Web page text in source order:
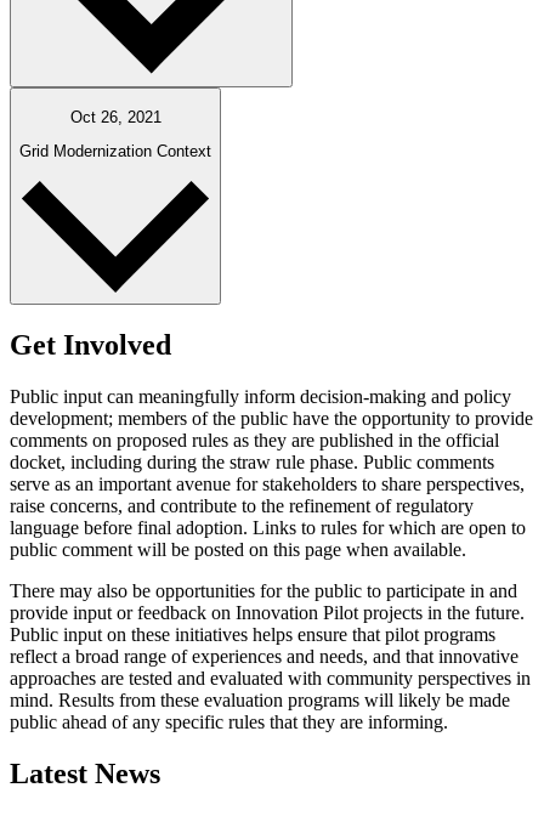
Oct 26, 2021
Grid Modernization Context​​​​‌ ‍ ​‍​‍‌‍ ‌ ​‍‌‍‍‌‌‍‌ ‌‍‍‌‌‍ ‍​‍​‍​ ‍‍​‍​‍‌ ​ ‌‍​‌‌‍ ‍‌‍‍‌‌ ‌​‌ ‍‌​‍ ‍‌‍‍‌‌‍ ​‍​‍​‍ ​​‍​‍‌‍‍​‌ ​‍‌‍‌‌‌‍‌‍​‍​‍​ ‍‍​‍​‍‌‍‍​‌ ‌​‌ ‌​‌ ​​​ ‍‍​‍ ​‍ ‌‍ ​‌‍ ‌‍​ ‌‍​‌‌‍ ​‌‍‍​‌‍ ‌ ​ ‌ ‌​​ ‍‍​ ​ ​ ​ ​ ​ ​ ​ ​‍ ‌‍‍‌‌‍ ‍‌ ‌​‌‍‌‌‌‍ ‍‌ ‌​​‍ ‌‍‌‌‌‍‌​‌‍‍‌‌ ‌​​‍ ‌‍ ‌‌‍ ‌‍‌​‌‍‌‌​ ‌‌ ​​‌ ​‍‌‍‌‌‌ ​ ‌‍‌‌‌‍ ‍‌ ‌​‌‍​‌‌ ‌​‌‍‍‌‌‍ ‌‍ ‍​ ‍ ‌‍‍‌‌‍‌​​ ‌​ ‌​‌‍‌‍​ ‌‍​ ‍‌​ ‌‌​ ​‌​ ‍​‌‍‌‍​‍ ‌​ ​ ​ ‌‍​ ​​​ ​ ​‍ ‌​ ‌​​ ‍​‌‍‌​​ ‌‍​‍ ‌​ ‍​‌‍​‍‌‍‌‍​ ‍​​‍ ‌​ ‍​​ ​​​ ​ ​ ‌‌​ ‌ ‌‍‌​​ ​​‌‍​‌​ ‌​​ ‍‌‌‍‌‍​ ‌‌​ ‍ ‌ ‌​‌ ‍‌‌ ​​‌‍‌‌​ ‌‌ ​​‌ ​‍‌‍ ‌‍‌ ‌ ​‍‌‍​‌‌‍ ‌​ ‍ ‌ ​​‌‍​‌‌ ‌​‌‍‍​​ ‌‌‍​ ‌‍ ‌‍ ‍‌ ‌​‌‍‌‌‌‍ ‍‌ ‌​‌‌​ ‌‍‌‌‌‍​ ‌ ‌​‌‍‍‌‌‍ ‌‍ ‍‌ ​ ​‍‌‌​ ‌‌‌​​‍‌‌ ‌‍‍ ‌‍‌‌‌ ‍‌​‍‌‌​ ​ ‌​‌​​‍‌‌​ ​ ‌​‌​​‍‌‌​ ​‍​ ​‍​ ​ ‌‍​‍‌‍‌‌​ ‍‌​ ​‍​ ‌‌​ ‌‌​ ​ ​ ​‌​ ‌ ​ ‍​‌‍​‍​‍‌‌​ ​‍​ ​‍​‍‌‌​ ‌‌‌​‌​​‍ ‍‌‍​ ‌‍ ‌‍ ‍‌ ‌​‌‍‌‌‌‍ ‍‌ ‌​​‍‌‌​ ‌‌‌​​‍‌‌ ‌‍‍ ‌‍‌‌‌ ‍‌​‍‌‌​ ​ ‌​‌​​‍‌‌​ ​ ‌​‌​​‍‌‌​ ​‍​ ​‍‌‍​ ‌‍‌‍‌‍​ ‌‍‌​‌‍‌‍‌‍‌‌​ ‍‌‌‍‌‍​ ‌‍​ ‌ ‌‍‌‍​ ‍​​‍‌‌​ ​‍​ ​‍​‍‌‌​ ‌‌‌​‌​​‍ ‍‌‍‍‌‌ ‌​‌‍‌‌‌‍ ‌‌ ​ ​‍‌‌​ ‌‌‌​​‍‌‌ ‌‍‍ ‌‍‌‌‌ ‍‌​‍‌‌​ ​ ‌​‌​​‍‌‌​ ​ ‌​‌​​‍‌‌​ ​‍​ ​‍‌‍​‌‌‍​‍​ ​​‌‍‌‌​ ‍​​ ‌‌​ ‌‍​ ‌ ​ ​‍​ ​​‌‍‌​​ ​‌​‍‌‌​ ​‍​ ​‍​‍‌‌​ ‌‌‌​‌​​‍ ‍‌‍‍​‌‍‌‌‌‍​‌‌‍‌​‌‍‍‌‌‍ ‍‌‍‌ ​ ‌‍​‍‌‍​‌‌ ​ ‌‍‌‌‌‌‌‌‌ ​‍‌‍ ​​ ‌‌‍‍​‌ ‌​‌ ‌​‌ ​​​‍‌‌​ ​ ‌​​‌​‍‌‌​ ​‍‌​‌‍​‍‌‌​ ​‍‌​‌‍‌‍ ​‌‍ ‌‍​ ‌‍​‌‌‍ ​‌‍‍​‌‍ ‌ ​ ‌ ‌​​‍‌‌​ ​ ‌​​‌​ ​ ​ ​ ​ ​ ​ ​ ​‍‌‍‌‍‍‌‌‍‌​​ ‌​ ‌​‌‍‌‍​ ‌‍​ ‍‌​ ‌‌​ ​‌​ ‍​‌‍‌‍​‍ ‌​ ​ ​ ‌‍​ ​​​ ​ ​‍ ‌​ ‌​​ ‍​‌‍‌​​ ‌‍​‍ ‌​ ‍​‌‍​‍‌‍‌‍​ ‍​​‍ ‌​ ‍​​ ​​​ ​ ​ ‌‌​ ‌ ‌‍‌​​ ​​‌‍​‌​ ‌​​ ‍‌‌‍‌‍​ ‌‌​‍‌‍‌ ‌​‌ ‍‌‌ ​​‌‍‌‌​ ‌‌ ​​‌ ​‍‌‍ ‌‍‌ ‌ ​‍‌‍​‌‌‍ ‌​‍‌‍‌ ​​‌‍​‌‌ ‌​‌‍‍​​ ‌‌‍​ ‌‍ ‌‍ ‍‌ ‌​‌‍‌‌‌‍ ‍‌ ‌​‌‌​ ‌‍‌‌‌‍​ ‌ ‌​‌‍‍‌‌‍ ‌‍ ‍‌ ​ ​‍‌‌​ ‌‌‌​​‍‌‌ ‌‍‍ ‌‍‌‌‌ ‍‌​‍‌‌​ ​ ‌​‌​​‍‌‌​ ​ ‌​‌​​‍‌‌​ ​‍​ ​‍​ ​ ‌‍​‍‌‍‌‌​ ‍‌​ ​‍​ ‌‌​ ‌‌​ ​ ​ ​‌​ ‌ ​ ‍​‌‍​‍​‍‌‌​ ​‍​ ​‍​‍‌‌​ ‌‌‌​‌​​‍ ‍‌‍​ ‌‍ ‌‍ ‍‌ ‌​‌‍‌‌‌‍ ‍‌ ‌​​‍‌‌​ ‌‌‌​​‍‌‌ ‌‍‍ ‌‍‌‌‌ ‍‌​‍‌‌​ ​ ‌​‌​​‍‌‌​ ​ ‌​‌​​‍‌‌​ ​‍​ ​‍‌‍​ ‌‍‌‍‌‍​ ‌‍‌​‌‍‌‍‌‍‌‌​ ‍‌‌‍‌‍​ ‌‍​ ‌ ‌‍‌‍​ ‍​​‍‌‌​ ​‍​ ​‍​‍‌‌​ ‌‌‌​‌​​‍ ‍‌‍‍‌‌ ‌​‌‍‌‌‌‍ ‌‌ ​ ​‍‌‌​ ‌‌‌​​‍‌‌ ‌‍‍ ‌‍‌‌‌ ‍‌​‍‌‌​ ​ ‌​‌​​‍‌‌​ ​ ‌​‌​​‍‌‌​ ​‍​ ​‍‌‍​‌‌‍​‍​ ​​‌‍‌‌​ ‍​​ ‌‌​ ‌‍​ ‌ ​ ​‍​ ​​‌‍‌​​ ​‌​‍‌‌​ ​‍​ ​‍​‍‌‌​ ‌‌‌​‌​​‍ ‍‌‍‍​‌‍‌‌‌‍​‌‌‍‌​‌‍‍‌‌‍ ‍‌‍‌ ​‍‌‍‌ ​​‌‍‌‌‌ ​‍‌ ​ ‌ ​​‌‍‌‌‌‍​ ‌ ‌​‌‍‍‌‌ ‌‍‌‍‌‌​ ‌‌ ​​‌ ‌‌‌‍​‍‌‍ ​‌‍‍‌‌ ​ ‌‍‍​‌‍‌‌‌‍‌​​‍​‍‌ ‌
Get Involved​​​​‌ ‍ ​‍​‍‌‍ ‌ ​‍‌‍‍‌‌‍‌ ‌‍‍‌‌‍ ‍​‍​‍​ ‍‍​‍​‍‌ ​ ‌‍​‌‌‍ ‍‌‍‍‌‌ ‌​‌ ‍‌​‍ ‍‌‍‍‌‌‍ ​‍​‍​‍ ​​‍​‍‌‍‍​‌ ​‍‌‍‌‌‌‍‌‍​‍​‍​ ‍‍​‍​‍‌‍‍​‌ ‌​‌ ‌​‌ ​​​ ‍‍​‍ ​‍ ‌‍ ​‌‍ ‌‍​ ‌‍​‌‌‍ ​‌‍‍​‌‍ ‌ ​ ‌ ‌​​ ‍‍​ ​ ​ ​ ​ ​ ​ ​ ​‍ ‌‍‍‌‌‍ ‍‌ ‌​‌‍‌‌‌‍ ‍‌ ‌​​‍ ‌‍‌‌‌‍‌​‌‍‍‌‌ ‌​​‍ ‌‍ ‌‌‍ ‌‍‌​‌‍‌‌​ ‌‌ ​​‌ ​‍‌‍‌‌‌ ​ ‌‍‌‌‌‍ ‍‌ ‌​‌‍​‌‌ ‌​‌‍‍‌‌‍ ‌‍ ‍​ ‍ ‌‍‍‌‌‍‌​​ ‌​ ‌​‌‍‌‍​ ‌‍​ ‍‌​ ‌‌​ ​‌​ ‍​‌‍‌‍​‍ ‌​ ​ ​ ‌‍​ ​​​ ​ ​‍ ‌​ ‌​​ ‍​‌‍‌​​ ‌‍​‍ ‌​ ‍​‌‍​‍‌‍‌‍​ ‍​​‍ ‌​ ‍​​ ​​​ ​ ​ ‌‌​ ‌ ‌‍‌​​ ​​‌‍​‌​ ‌​​ ‍‌‌‍‌‍​ ‌‌​ ‍ ‌ ‌​‌ ‍‌‌ ​​‌‍‌‌​ ‌‌ ​​‌ ​‍‌‍ ‌‍‌ ‌ ​‍‌‍​‌‌‍ ‌​ ‍ ‌ ​​‌‍​‌‌ ‌​‌‍‍​​ ‌‌‍​ ‌‍ ‌‍ ‍‌ ‌​‌‍‌‌‌‍ ‍‌ ‌​‌‌​ ‌‍‌‌‌‍​ ‌ ‌​‌‍‍‌‌‍ ‌‍ ‍‌ ​ ​‍‌‌​ ‌‌‌​​‍‌‌ ‌‍‍ ‌‍‌‌‌ ‍‌​‍‌‌​ ​ ‌​‌​​‍‌‌​ ​ ‌​‌​​‍‌‌​ ​‍​ ​‍​ ‍‌​ ‌ ‌‍​‌‌‍‌​​ ​ ​ ‌‍‌‍‌‍​ ​​​ ​​​ ​​​ ​‍​ ‍‌​‍‌‌​ ​‍​ ​‍​‍‌‌​ ‌‌‌​‌​​‍ ‍‌‍‍​‌‍‌‌‌‍​‌‌‍‌​‌‍‍‌‌‍ ‍‌‍‌ ​ ‌‍​‍‌‍​‌‌ ​ ‌‍‌‌‌‌‌‌‌ ​‍‌‍ ​​ ‌‌‍‍​‌ ‌​‌ ‌​‌ ​​​‍‌‌​ ​ ‌​​‌​‍‌‌​ ​‍‌​‌‍​‍‌‌​ ​‍‌​‌‍‌‍ ​‌‍ ‌‍​ ‌‍​‌‌‍ ​‌‍‍​‌‍ ‌ ​ ‌ ‌​​‍‌‌​ ​ ‌​​‌​ ​ ​ ​ ​ ​ ​ ​ ​‍‌‍‌‍‍‌‌‍‌​​ ‌​ ‌​‌‍‌‍​ ‌‍​ ‍‌​ ‌‌​ ​‌​ ‍​‌‍‌‍​‍ ‌​ ​ ​ ‌‍​ ​​​ ​ ​‍ ‌​ ‌​​ ‍​‌‍‌​​ ‌‍​‍ ‌​ ‍​‌‍​‍‌‍‌‍​ ‍​​‍ ‌​ ‍​​ ​​​ ​ ​ ‌‌​ ‌ ‌‍‌​​ ​​‌‍​‌​ ‌​​ ‍‌‌‍‌‍​ ‌‌​‍‌‍‌ ‌​‌ ‍‌‌ ​​‌‍‌‌​ ‌‌ ​​‌ ​‍‌‍ ‌‍‌ ‌ ​‍‌‍​‌‌‍ ‌​‍‌‍‌ ​​‌‍​‌‌ ‌​‌‍‍​​ ‌‌‍​ ‌‍ ‌‍ ‍‌ ‌​‌‍‌‌‌‍ ‍‌ ‌​‌‌​ ‌‍‌‌‌‍​ ‌ ‌​‌‍‍‌‌‍ ‌‍ ‍‌ ​ ​‍‌‌​ ‌‌‌​​‍‌‌ ‌‍‍ ‌‍‌‌‌ ‍‌​‍‌‌​ ​ ‌​‌​​‍‌‌​ ​ ‌​‌​​‍‌‌​ ​‍​ ​‍​ ‍‌​ ‌ ‌‍​‌‌‍‌​​ ​ ​ ‌‍‌‍‌‍​ ​​​ ​​​ ​​​ ​‍​ ‍‌​‍‌‌​ ​‍​ ​‍​‍‌‌​ ‌‌‌​‌​​‍ ‍‌‍‍​‌‍‌‌‌‍​‌‌‍‌​‌‍‍‌‌‍ ‍‌‍‌ ​‍‌‍‌ ​​‌‍‌‌‌ ​‍‌ ​ ‌ ​​‌‍‌‌‌‍​ ‌ ‌​‌‍‍‌‌ ‌‍‌‍‌‌​ ‌‌ ​​‌ ‌‌‌‍​‍‌‍ ​‌‍‍‌‌ ​ ‌‍‍​‌‍‌‌‌‍‌​​‍​‍‌ ‌
Public input can meaningfully inform decision-making and policy
development; members of the public have the opportunity to provide
comments on proposed rules as they are published in the official
docket, including during the straw rule phase. Public comments
serve as an important avenue for stakeholders to share perspectives,
raise concerns, and contribute to the refinement of regulatory
language before final adoption. Links to rules for which are open to
public comment will be posted on this page when available.​​​​‌ ‍ ​‍​‍‌‍ ‌ ​‍‌‍‍‌‌‍‌ ‌‍‍‌‌‍ ‍​‍​‍​ ‍‍​‍​‍‌ ​ ‌‍​‌‌‍ ‍‌‍‍‌‌ ‌​‌ ‍‌​‍ ‍‌‍‍‌‌‍ ​‍​‍​‍ ​​‍​‍‌‍‍​‌ ​‍‌‍‌‌‌‍‌‍​‍​‍​ ‍‍​‍​‍‌‍‍​‌ ‌​‌ ‌​‌ ​​​ ‍‍​‍ ​‍ ‌‍ ​‌‍ ‌‍​ ‌‍​‌‌‍ ​‌‍‍​‌‍ ‌ ​ ‌ ‌​​ ‍‍​ ​ ​ ​ ​ ​ ​ ​ ​‍ ‌‍‍‌‌‍ ‍‌ ‌​‌‍‌‌‌‍ ‍‌ ‌​​‍ ‌‍‌‌‌‍‌​‌‍‍‌‌ ‌​​‍ ‌‍ ‌‌‍ ‌‍‌​‌‍‌‌​ ‌‌ ​​‌ ​‍‌‍‌‌‌ ​ ‌‍‌‌‌‍ ‍‌ ‌​‌‍​‌‌ ‌​‌‍‍‌‌‍ ‌‍ ‍​ ‍ ‌‍‍‌‌‍‌​​ ‌​ ‌​‌‍‌‍​ ‌‍​ ‍‌​ ‌‌​ ​‌​ ‍​‌‍‌‍​‍ ‌​ ​ ​ ‌‍​ ​​​ ​ ​‍ ‌​ ‌​​ ‍​‌‍‌​​ ‌‍​‍ ‌​ ‍​‌‍​‍‌‍‌‍​ ‍​​‍ ‌​ ‍​​ ​​​ ​ ​ ‌‌​ ‌ ‌‍‌​​ ​​‌‍​‌​ ‌​​ ‍‌‌‍‌‍​ ‌‌​ ‍ ‌ ‌​‌ ‍‌‌ ​​‌‍‌‌​ ‌‌ ​​‌ ​‍‌‍ ‌‍‌ ‌ ​‍‌‍​‌‌‍ ‌​ ‍ ‌ ​​‌‍​‌‌ ‌​‌‍‍​​ ‌‌‍​ ‌‍ ‌‍ ‍‌ ‌​‌‍‌‌‌‍ ‍‌ ‌​‌‌​ ‌‍‌‌‌‍​ ‌ ‌​‌‍‍‌‌‍ ‌‍ ‍‌ ​ ​‍‌‌​ ‌‌‌​​‍‌‌ ‌‍‍ ‌‍‌‌‌ ‍‌​‍‌‌​ ​ ‌​‌​​‍‌‌​ ​ ‌​‌​​‍‌‌​ ​‍​ ​‍​ ‍‌​ ‌ ‌‍​‌‌‍‌​​ ​ ​ ‌‍‌‍‌‍​ ​​​ ​​​ ​​​ ​‍​ ‍‌​‍‌‌​ ​‍​ ​‍​‍‌‌​ ‌‌‌​‌​​‍ ‍‌‍​ ‌‍ ‌‍ ‍‌ ‌​‌‍‌‌‌‍ ‍‌ ‌​​‍‌‌​ ‌‌‌​​‍‌‌ ‌‍‍ ‌‍‌‌‌ ‍‌​‍‌‌​ ​ ‌​‌​​‍‌‌​ ​ ‌​‌​​‍‌‌​ ​‍​ ​‍​ ​‌​ ‌‌‌‍​‍​ ‌‍​ ​​​ ‍‌​ ​‍​ ​ ‌‍‌‍‌‍‌‌​ ​ ‌‍‌‌​‍‌‌​ ​‍​ ​‍​‍‌‌​ ‌‌‌​‌​​‍ ‍‌‍​ ‌‍‍​‌‍‍‌‌‍ ​‌‍‌​‌ ​‍‌‍‌‌‌‍ ‍​‍‌‌​ ‌‌‌​​‍‌‌ ‌‍‍ ‌‍‌‌‌ ‍‌​‍‌‌​ ​ ‌​‌​​‍‌‌​ ​ ‌​‌​​‍‌‌​ ​‍​ ​‍‌‍‌‌​ ‌ ‌‍​ ‌‍​‍​ ‌ ‌‍‌​‌‍​‌​ ‌​​ ‌‌​ ​‌​ ‍‌​ ‍‌​‍‌‌​ ​‍​ ​‍​‍‌‌​ ‌‌‌​‌​​‍ ‍‌ ‌​‌‍‌‌‌ ‍​‌ ‌​​ ‌‍​‍‌‍​‌‌ ​ ‌‍‌‌‌‌‌‌‌ ​‍‌‍ ​​ ‌‌‍‍​‌ ‌​‌ ‌​‌ ​​​‍‌‌​ ​ ‌​​‌​‍‌‌​ ​‍‌​‌‍​‍‌‌​ ​‍‌​‌‍‌‍ ​‌‍ ‌‍​ ‌‍​‌‌‍ ​‌‍‍​‌‍ ‌ ​ ‌ ‌​​‍‌‌​ ​ ‌​​‌​ ​ ​ ​ ​ ​ ​ ​ ​‍‌‍‌‍‍‌‌‍‌​​ ‌​ ‌​‌‍‌‍​ ‌‍​ ‍‌​ ‌‌​ ​‌​ ‍​‌‍‌‍​‍ ‌​ ​ ​ ‌‍​ ​​​ ​ ​‍ ‌​ ‌​​ ‍​‌‍‌​​ ‌‍​‍ ‌​ ‍​‌‍​‍‌‍‌‍​ ‍​​‍ ‌​ ‍​​ ​​​ ​ ​ ‌‌​ ‌ ‌‍‌​​ ​​‌‍​‌​ ‌​​ ‍‌‌‍‌‍​ ‌‌​‍‌‍‌ ‌​‌ ‍‌‌ ​​‌‍‌‌​ ‌‌ ​​‌ ​‍‌‍ ‌‍‌ ‌ ​‍‌‍​‌‌‍ ‌​‍‌‍‌ ​​‌‍​‌‌ ‌​‌‍‍​​ ‌‌‍​ ‌‍ ‌‍ ‍‌ ‌​‌‍‌‌‌‍ ‍‌ ‌​‌‌​ ‌‍‌‌‌‍​ ‌ ‌​‌‍‍‌‌‍ ‌‍ ‍‌ ​ ​‍‌‌​ ‌‌‌​​‍‌‌ ‌‍‍ ‌‍‌‌‌ ‍‌​‍‌‌​ ​ ‌​‌​​‍‌‌​ ​ ‌​‌​​‍‌‌​ ​‍​ ​‍​ ‍‌​ ‌ ‌‍​‌‌‍‌​​ ​ ​ ‌‍‌‍‌‍​ ​​​ ​​​ ​​​ ​‍​ ‍‌​‍‌‌​ ​‍​ ​‍​‍‌‌​ ‌‌‌​‌​​‍ ‍‌‍​ ‌‍ ‌‍ ‍‌ ‌​‌‍‌‌‌‍ ‍‌ ‌​​‍‌‌​ ‌‌‌​​‍‌‌ ‌‍‍ ‌‍‌‌‌ ‍‌​‍‌‌​ ​ ‌​‌​​‍‌‌​ ​ ‌​‌​​‍‌‌​ ​‍​ ​‍​ ​‌​ ‌‌‌‍​‍​ ‌‍​ ​​​ ‍‌​ ​‍​ ​ ‌‍‌‍‌‍‌‌​ ​ ‌‍‌‌​‍‌‌​ ​‍​ ​‍​‍‌‌​ ‌‌‌​‌​​‍ ‍‌‍​ ‌‍‍​‌‍‍‌‌‍ ​‌‍‌​‌ ​‍‌‍‌‌‌‍ ‍​‍‌‌​ ‌‌‌​​‍‌‌ ‌‍‍ ‌‍‌‌‌ ‍‌​‍‌‌​ ​ ‌​‌​​‍‌‌​ ​ ‌​‌​​‍‌‌​ ​‍​ ​‍‌‍‌‌​ ‌ ‌‍​ ‌‍​‍​ ‌ ‌‍‌​‌‍​‌​ ‌​​ ‌‌​ ​‌​ ‍‌​ ‍‌​‍‌‌​ ​‍​ ​‍​‍‌‌​ ‌‌‌​‌​​‍ ‍‌ ‌​‌‍‌‌‌ ‍​‌ ‌​​‍‌‍‌ ​​‌‍‌‌‌ ​‍‌ ​ ‌ ​​‌‍‌‌‌‍​ ‌ ‌​‌‍‍‌‌ ‌‍‌‍‌‌​ ‌‌ ​​‌ ‌‌‌‍​‍‌‍ ​‌‍‍‌‌ ​ ‌‍‍​‌‍‌‌‌‍‌​​‍​‍‌ ‌
There may also be opportunities for the public to participate in and
provide input or feedback on Innovation Pilot projects in the future.
Public input on these initiatives helps ensure that pilot programs
reflect a broad range of experiences and needs, and that innovative
approaches are tested and evaluated with community perspectives in
mind. Results from these evaluation programs will likely be made
public ahead of any specific rules that they are informing.​​​​‌ ‍ ​‍​‍‌‍ ‌ ​‍‌‍‍‌‌‍‌ ‌‍‍‌‌‍ ‍​‍​‍​ ‍‍​‍​‍‌ ​ ‌‍​‌‌‍ ‍‌‍‍‌‌ ‌​‌ ‍‌​‍ ‍‌‍‍‌‌‍ ​‍​‍​‍ ​​‍​‍‌‍‍​‌ ​‍‌‍‌‌‌‍‌‍​‍​‍​ ‍‍​‍​‍‌‍‍​‌ ‌​‌ ‌​‌ ​​​ ‍‍​‍ ​‍ ‌‍ ​‌‍ ‌‍​ ‌‍​‌‌‍ ​‌‍‍​‌‍ ‌ ​ ‌ ‌​​ ‍‍​ ​ ​ ​ ​ ​ ​ ​ ​‍ ‌‍‍‌‌‍ ‍‌ ‌​‌‍‌‌‌‍ ‍‌ ‌​​‍ ‌‍‌‌‌‍‌​‌‍‍‌‌ ‌​​‍ ‌‍ ‌‌‍ ‌‍‌​‌‍‌‌​ ‌‌ ​​‌ ​‍‌‍‌‌‌ ​ ‌‍‌‌‌‍ ‍‌ ‌​‌‍​‌‌ ‌​‌‍‍‌‌‍ ‌‍ ‍​ ‍ ‌‍‍‌‌‍‌​​ ‌​ ‌​‌‍‌‍​ ‌‍​ ‍‌​ ‌‌​ ​‌​ ‍​‌‍‌‍​‍ ‌​ ​ ​ ‌‍​ ​​​ ​ ​‍ ‌​ ‌​​ ‍​‌‍‌​​ ‌‍​‍ ‌​ ‍​‌‍​‍‌‍‌‍​ ‍​​‍ ‌​ ‍​​ ​​​ ​ ​ ‌‌​ ‌ ‌‍‌​​ ​​‌‍​‌​ ‌​​ ‍‌‌‍‌‍​ ‌‌​ ‍ ‌ ‌​‌ ‍‌‌ ​​‌‍‌‌​ ‌‌ ​​‌ ​‍‌‍ ‌‍‌ ‌ ​‍‌‍​‌‌‍ ‌​ ‍ ‌ ​​‌‍​‌‌ ‌​‌‍‍​​ ‌‌‍​ ‌‍ ‌‍ ‍‌ ‌​‌‍‌‌‌‍ ‍‌ ‌​‌‌​ ‌‍‌‌‌‍​ ‌ ‌​‌‍‍‌‌‍ ‌‍ ‍‌ ​ ​‍‌‌​ ‌‌‌​​‍‌‌ ‌‍‍ ‌‍‌‌‌ ‍‌​‍‌‌​ ​ ‌​‌​​‍‌‌​ ​ ‌​‌​​‍‌‌​ ​‍​ ​‍​ ‍‌​ ‌ ‌‍​‌‌‍‌​​ ​ ​ ‌‍‌‍‌‍​ ​​​ ​​​ ​​​ ​‍​ ‍‌​‍‌‌​ ​‍​ ​‍​‍‌‌​ ‌‌‌​‌​​‍ ‍‌‍​ ‌‍ ‌‍ ‍‌ ‌​‌‍‌‌‌‍ ‍‌ ‌​​‍‌‌​ ‌‌‌​​‍‌‌ ‌‍‍ ‌‍‌‌‌ ‍‌​‍‌‌​ ​ ‌​‌​​‍‌‌​ ​ ‌​‌​​‍‌‌​ ​‍​ ​‍‌‍‌‌​ ‌‌​ ‌ ​ ​‍​ ​​‌‍‌‌​ ‌ ​ ​‍‌‍​‌​ ​​‌‍​‍​ ‍‌​‍‌‌​ ​‍​ ​‍​‍‌‌​ ‌‌‌​‌​​‍ ‍‌‍​ ‌‍‍​‌‍‍‌‌‍ ​‌‍‌​‌ ​‍‌‍‌‌‌‍ ‍​‍‌‌​ ‌‌‌​​‍‌‌ ‌‍‍ ‌‍‌‌‌ ‍‌​‍‌‌​ ​ ‌​‌​​‍‌‌​ ​ ‌​‌​​‍‌‌​ ​‍​ ​‍‌‍​‌​ ​‍‌‍​‍​ ​‍​ ​‌‌‍‌‌‌‍​ ​ ​‌​ ​ ​ ​‍​ ​ ‌‍‌​​‍‌‌​ ​‍​ ​‍​‍‌‌​ ‌‌‌​‌​​‍ ‍‌ ‌​‌‍‌‌‌ ‍​‌ ‌​​ ‌‍​‍‌‍​‌‌ ​ ‌‍‌‌‌‌‌‌‌ ​‍‌‍ ​​ ‌‌‍‍​‌ ‌​‌ ‌​‌ ​​​‍‌‌​ ​ ‌​​‌​‍‌‌​ ​‍‌​‌‍​‍‌‌​ ​‍‌​‌‍‌‍ ​‌‍ ‌‍​ ‌‍​‌‌‍ ​‌‍‍​‌‍ ‌ ​ ‌ ‌​​‍‌‌​ ​ ‌​​‌​ ​ ​ ​ ​ ​ ​ ​ ​‍‌‍‌‍‍‌‌‍‌​​ ‌​ ‌​‌‍‌‍​ ‌‍​ ‍‌​ ‌‌​ ​‌​ ‍​‌‍‌‍​‍ ‌​ ​ ​ ‌‍​ ​​​ ​ ​‍ ‌​ ‌​​ ‍​‌‍‌​​ ‌‍​‍ ‌​ ‍​‌‍​‍‌‍‌‍​ ‍​​‍ ‌​ ‍​​ ​​​ ​ ​ ‌‌​ ‌ ‌‍‌​​ ​​‌‍​‌​ ‌​​ ‍‌‌‍‌‍​ ‌‌​‍‌‍‌ ‌​‌ ‍‌‌ ​​‌‍‌‌​ ‌‌ ​​‌ ​‍‌‍ ‌‍‌ ‌ ​‍‌‍​‌‌‍ ‌​‍‌‍‌ ​​‌‍​‌‌ ‌​‌‍‍​​ ‌‌‍​ ‌‍ ‌‍ ‍‌ ‌​‌‍‌‌‌‍ ‍‌ ‌​‌‌​ ‌‍‌‌‌‍​ ‌ ‌​‌‍‍‌‌‍ ‌‍ ‍‌ ​ ​‍‌‌​ ‌‌‌​​‍‌‌ ‌‍‍ ‌‍‌‌‌ ‍‌​‍‌‌​ ​ ‌​‌​​‍‌‌​ ​ ‌​‌​​‍‌‌​ ​‍​ ​‍​ ‍‌​ ‌ ‌‍​‌‌‍‌​​ ​ ​ ‌‍‌‍‌‍​ ​​​ ​​​ ​​​ ​‍​ ‍‌​‍‌‌​ ​‍​ ​‍​‍‌‌​ ‌‌‌​‌​​‍ ‍‌‍​ ‌‍ ‌‍ ‍‌ ‌​‌‍‌‌‌‍ ‍‌ ‌​​‍‌‌​ ‌‌‌​​‍‌‌ ‌‍‍ ‌‍‌‌‌ ‍‌​‍‌‌​ ​ ‌​‌​​‍‌‌​ ​ ‌​‌​​‍‌‌​ ​‍​ ​‍‌‍‌‌​ ‌‌​ ‌ ​ ​‍​ ​​‌‍‌‌​ ‌ ​ ​‍‌‍​‌​ ​​‌‍​‍​ ‍‌​‍‌‌​ ​‍​ ​‍​‍‌‌​ ‌‌‌​‌​​‍ ‍‌‍​ ‌‍‍​‌‍‍‌‌‍ ​‌‍‌​‌ ​‍‌‍‌‌‌‍ ‍​‍‌‌​ ‌‌‌​​‍‌‌ ‌‍‍ ‌‍‌‌‌ ‍‌​‍‌‌​ ​ ‌​‌​​‍‌‌​ ​ ‌​‌​​‍‌‌​ ​‍​ ​‍‌‍​‌​ ​‍‌‍​‍​ ​‍​ ​‌‌‍‌‌‌‍​ ​ ​‌​ ​ ​ ​‍​ ​ ‌‍‌​​‍‌‌​ ​‍​ ​‍​‍‌‌​ ‌‌‌​‌​​‍ ‍‌ ‌​‌‍‌‌‌ ‍​‌ ‌​​‍‌‍‌ ​​‌‍‌‌‌ ​‍‌ ​ ‌ ​​‌‍‌‌‌‍​ ‌ ‌​‌‍‍‌‌ ‌‍‌‍‌‌​ ‌‌ ​​‌ ‌‌‌‍​‍‌‍ ​‌‍‍‌‌ ​ ‌‍‍​‌‍‌‌‌‍‌​​‍​‍‌ ‌
Latest News​​​​‌ ‍ ​‍​‍‌‍ ‌ ​‍‌‍‍‌‌‍‌ ‌‍‍‌‌‍ ‍​‍​‍​ ‍‍​‍​‍‌ ​ ‌‍​‌‌‍ ‍‌‍‍‌‌ ‌​‌ ‍‌​‍ ‍‌‍‍‌‌‍ ​‍​‍​‍ ​​‍​‍‌‍‍​‌ ​‍‌‍‌‌‌‍‌‍​‍​‍​ ‍‍​‍​‍‌‍‍​‌ ‌​‌ ‌​‌ ​​​ ‍‍​‍ ​‍ ‌‍ ​‌‍ ‌‍​ ‌‍​‌‌‍ ​‌‍‍​‌‍ ‌ ​ ‌ ‌​​ ‍‍​ ​ ​ ​ ​ ​ ​ ​ ​‍ ‌‍‍‌‌‍ ‍‌ ‌​‌‍‌‌‌‍ ‍‌ ‌​​‍ ‌‍‌‌‌‍‌​‌‍‍‌‌ ‌​​‍ ‌‍ ‌‌‍ ‌‍‌​‌‍‌‌​ ‌‌ ​​‌ ​‍‌‍‌‌‌ ​ ‌‍‌‌‌‍ ‍‌ ‌​‌‍​‌‌ ‌​‌‍‍‌‌‍ ‌‍ ‍​ ‍ ‌‍‍‌‌‍‌​​ ‌​ ‌​‌‍‌‍​ ‌‍​ ‍‌​ ‌‌​ ​‌​ ‍​‌‍‌‍​‍ ‌​ ​ ​ ‌‍​ ​​​ ​ ​‍ ‌​ ‌​​ ‍​‌‍‌​​ ‌‍​‍ ‌​ ‍​‌‍​‍‌‍‌‍​ ‍​​‍ ‌​ ‍​​ ​​​ ​ ​ ‌‌​ ‌ ‌‍‌​​ ​​‌‍​‌​ ‌​​ ‍‌‌‍‌‍​ ‌‌​ ‍ ‌ ‌​‌ ‍‌‌ ​​‌‍‌‌​ ‌‌ ​​‌ ​‍‌‍ ‌‍‌ ‌ ​‍‌‍​‌‌‍ ‌​ ‍ ‌ ​​‌‍​‌‌ ‌​‌‍‍​​ ‌‌‍​ ‌‍ ‌‍ ‍‌ ‌​‌‍‌‌‌‍ ‍‌ ‌​‌‌​ ‌‍‌‌‌‍​ ‌ ‌​‌‍‍‌‌‍ ‌‍ ‍‌ ​ ​‍‌‌​ ‌‌‌​​‍‌‌ ‌‍‍ ‌‍‌‌‌ ‍‌​‍‌‌​ ​ ‌​‌​​‍‌‌​ ​ ‌​‌​​‍‌‌​ ​‍​ ​‍‌‍​‍​ ​‌​ ‍‌​ ‌ ​ ‌‌​ ‌​​ ‌‌​ ‌ ‌‍​‍‌‍‌​​ ‍‌​ ‍​​‍‌‌​ ​‍​ ​‍​‍‌‌​ ‌‌‌​‌​​‍ ‍‌‍‍​‌‍‌‌‌‍​‌‌‍‌​‌‍‍‌‌‍ ‍‌‍‌ ​ ‌‍​‍‌‍​‌‌ ​ ‌‍‌‌‌‌‌‌‌ ​‍‌‍ ​​ ‌‌‍‍​‌ ‌​‌ ‌​‌ ​​​‍‌‌​ ​ ‌​​‌​‍‌‌​ ​‍‌​‌‍​‍‌‌​ ​‍‌​‌‍‌‍ ​‌‍ ‌‍​ ‌‍​‌‌‍ ​‌‍‍​‌‍ ‌ ​ ‌ ‌​​‍‌‌​ ​ ‌​​‌​ ​ ​ ​ ​ ​ ​ ​ ​‍‌‍‌‍‍‌‌‍‌​​ ‌​ ‌​‌‍‌‍​ ‌‍​ ‍‌​ ‌‌​ ​‌​ ‍​‌‍‌‍​‍ ‌​ ​ ​ ‌‍​ ​​​ ​ ​‍ ‌​ ‌​​ ‍​‌‍‌​​ ‌‍​‍ ‌​ ‍​‌‍​‍‌‍‌‍​ ‍​​‍ ‌​ ‍​​ ​​​ ​ ​ ‌‌​ ‌ ‌‍‌​​ ​​‌‍​‌​ ‌​​ ‍‌‌‍‌‍​ ‌‌​‍‌‍‌ ‌​‌ ‍‌‌ ​​‌‍‌‌​ ‌‌ ​​‌ ​‍‌‍ ‌‍‌ ‌ ​‍‌‍​‌‌‍ ‌​‍‌‍‌ ​​‌‍​‌‌ ‌​‌‍‍​​ ‌‌‍​ ‌‍ ‌‍ ‍‌ ‌​‌‍‌‌‌‍ ‍‌ ‌​‌‌​ ‌‍‌‌‌‍​ ‌ ‌​‌‍‍‌‌‍ ‌‍ ‍‌ ​ ​‍‌‌​ ‌‌‌​​‍‌‌ ‌‍‍ ‌‍‌‌‌ ‍‌​‍‌‌​ ​ ‌​‌​​‍‌‌​ ​ ‌​‌​​‍‌‌​ ​‍​ ​‍‌‍​‍​ ​‌​ ‍‌​ ‌ ​ ‌‌​ ‌​​ ‌‌​ ‌ ‌‍​‍‌‍‌​​ ‍‌​ ‍​​‍‌‌​ ​‍​ ​‍​‍‌‌​ ‌‌‌​‌​​‍ ‍‌‍‍​‌‍‌‌‌‍​‌‌‍‌​‌‍‍‌‌‍ ‍‌‍‌ ​‍‌‍‌ ​​‌‍‌‌‌ ​‍‌ ​ ‌ ​​‌‍‌‌‌‍​ ‌ ‌​‌‍‍‌‌ ‌‍‌‍‌‌​ ‌‌ ​​‌ ‌‌‌‍​‍‌‍ ​‌‍‍‌‌ ​ ‌‍‍​‌‍‌‌‌‍‌​​‍​‍‌ ‌